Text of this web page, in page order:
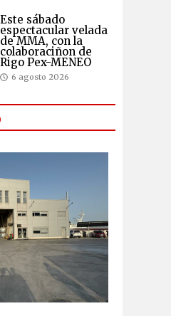
Este sábado
espectacular velada
de MMA, con la
colaboraciñon de
Rigo Pex-MENEO
6 agosto 2026